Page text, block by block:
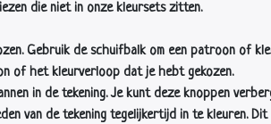
die niet in onze kleursets zitten.
Gebruik de schuifbalk om een patroon of
of het kleurverloop dat je hebt gekozen.
in de tekening. Je kunt deze knoppen
van de tekening tegelijkertijd in te kleuren. Dit